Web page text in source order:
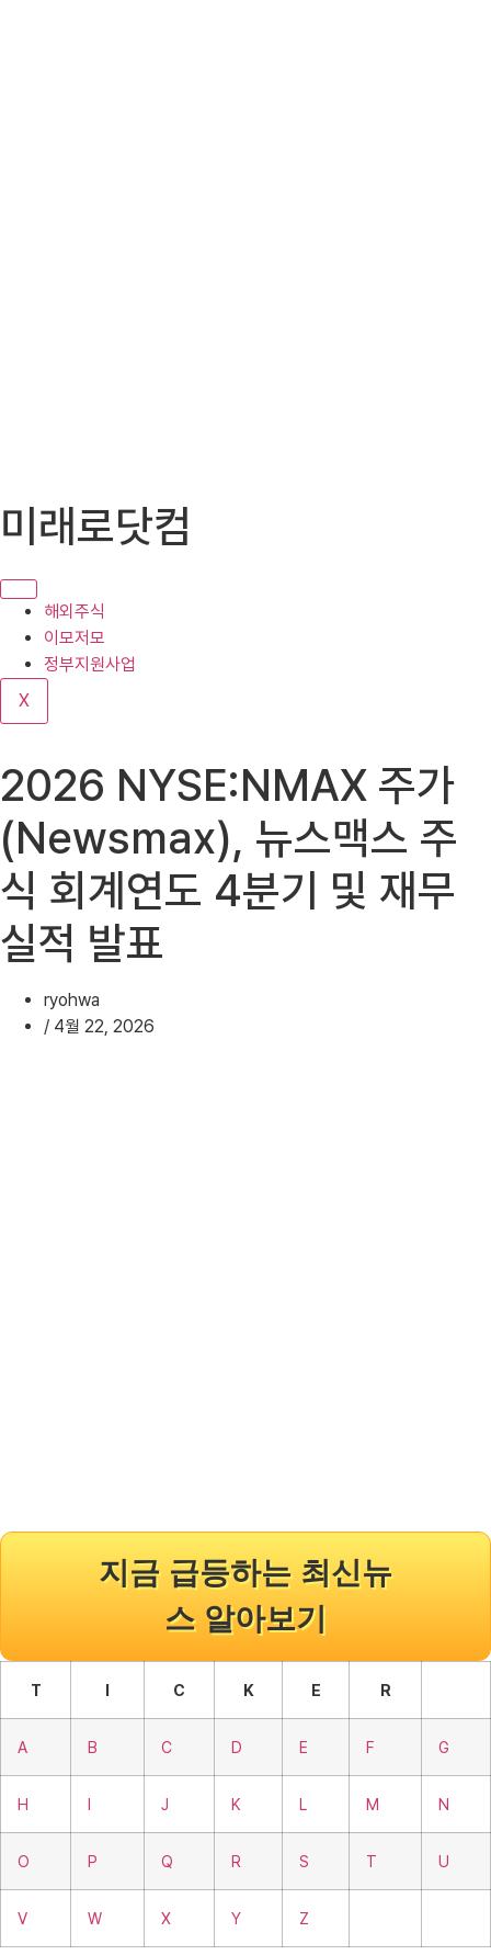
텐
로
기
미래로닷컴
해외주식
이모저모
정부지원사업
X
2026 NYSE:NMAX 주가
(Newsmax), 뉴스맥스 주
식 회계연도 4분기 및 재무
실적 발표
ryohwa
/ 4월 22, 2026
지금 급등하는 최신뉴
스 알아보기
T I C K E R
A B C D E F G
H I J K L M N
O P Q R S T U
V W X Y Z